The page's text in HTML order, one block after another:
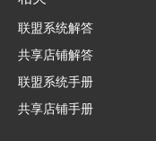
联盟系统解答
共享店铺解答
联盟系统手册
共享店铺手册